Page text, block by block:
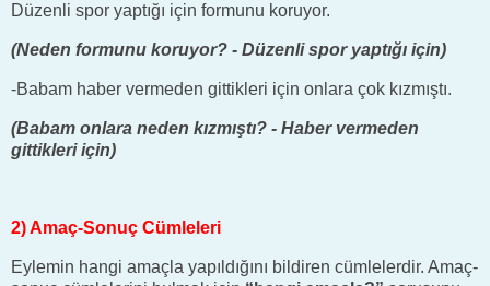
Düzenli spor yaptığı için formunu koruyor.
(Neden formunu koruyor? - Düzenli spor yaptığı için)
-Babam haber vermeden gittikleri için onlara çok kızmıştı.
(Babam onlara neden kızmıştı? - Haber vermeden
gittikleri için)
2) Amaç-Sonuç Cümleleri
Eylemin hangi amaçla yapıldığını bildiren cümlelerdir. Amaç-